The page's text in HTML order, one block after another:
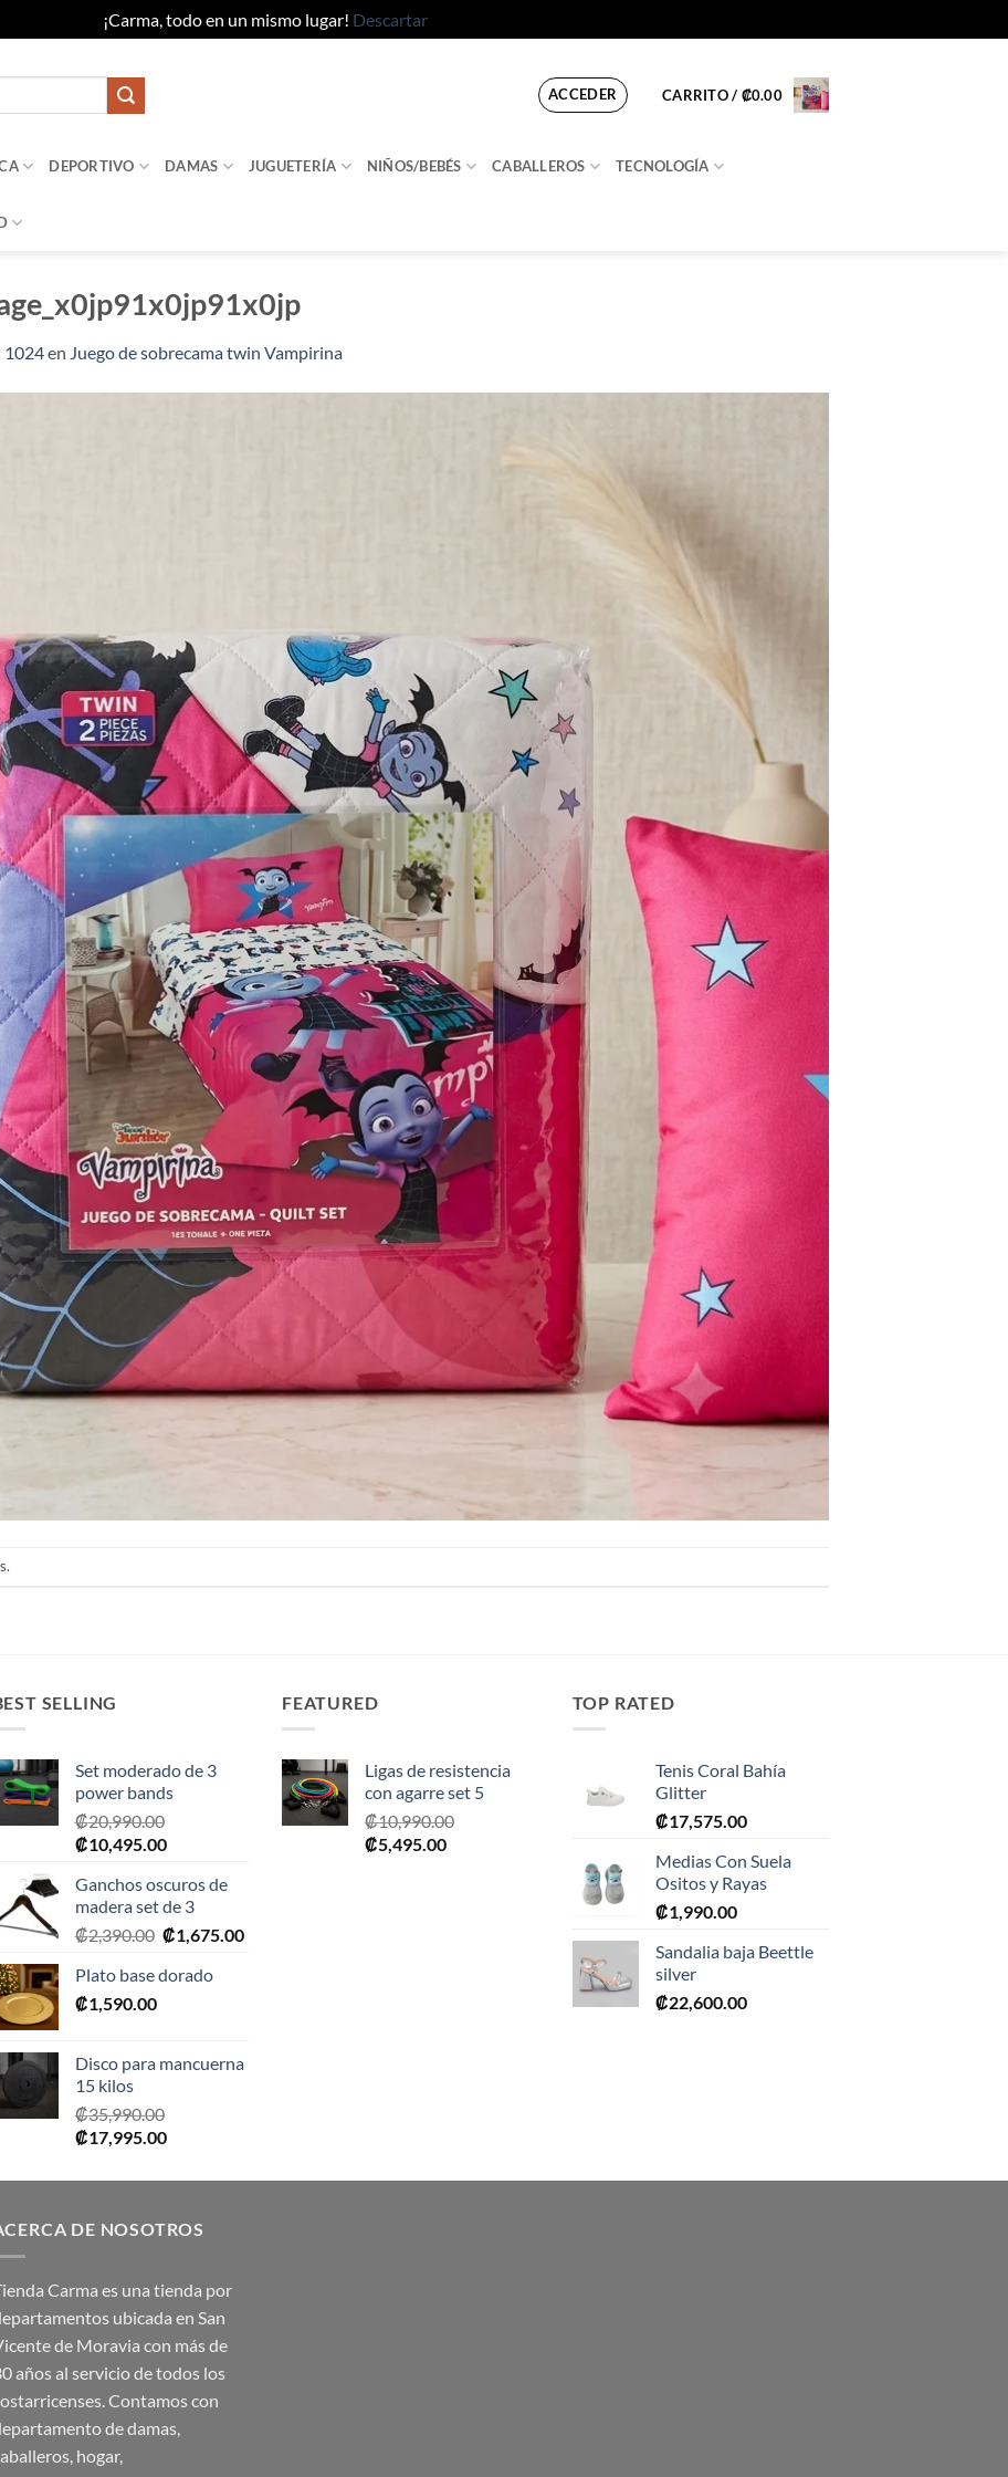
¡Carma, todo en un mismo lugar! Descartar
ACCEDER CARRITO / ₡0.00
DEPORTIVO DAMAS JUGUETERÍA NIÑOS/BEBÉS CABALLEROS TECNOLOGÍA
1024en Juego de sobrecama twin Vampirina
SELLING
Set moderado de 3
power bands
₡20,990.00
El
original
era:
₡20,990.00.
₡10,495.00El
actual
es:
₡10,495.00.
Ganchos oscuros de
madera set de 3
₡2,390.00 El
original
₡1,675.00El
Plato base dorado
₡1,590.00
Disco para mancuerna
15 kilos
₡35,990.00
El
original
₡35,990.00.
₡17,995.00El
actual
₡17,995.00.
FEATURED
Ligas de resistencia
con agarre set 5
₡10,990.00
El
₡5,495.00El
TOP RATED
Tenis Coral Bahía
Glitter
₡17,575.00
Medias Con Suela
Ositos y Rayas
₡1,990.00
Sandalia baja Beettle
silver
₡22,600.00
DE NOSOTROS
Carma es una tienda por
ubicada en San
de Moravia con más de
años al servicio de todos los
Contamos con
de damas,
hogar,